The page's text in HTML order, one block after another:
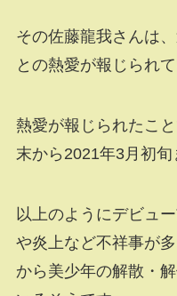
その佐藤龍我さんは
との熱愛が報じられて
熱愛が報じられたこ
末から2021年3月初旬
以上のようにデビュ
や炎上など不祥事が
から美少年の解散・